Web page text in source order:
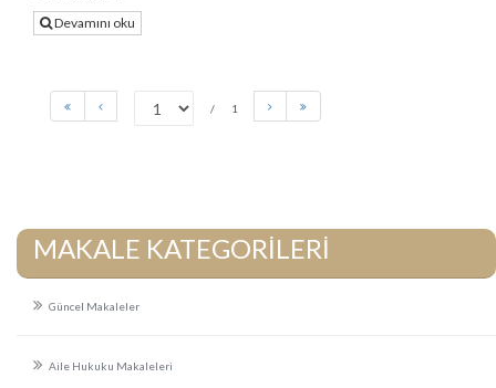
Devamını oku
1
MAKALE KATEGORİLERİ
Güncel Makaleler
Aile Hukuku Makaleleri